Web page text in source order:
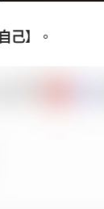
自己】。